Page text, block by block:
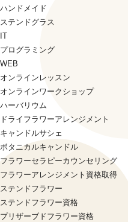
ハンドメイド
ステンドグラス
IT
プログラミング
WEB
オンラインレッスン
オンラインワークショップ
ハーバリウム
ドライフラワーアレンジメント
キャンドルサシェ
ボタニカルキャンドル
フラワーセラピーカウンセリング
フラワーアレンジメント資格取得
ステンドフラワー
ステンドフラワー資格
プリザーブドフラワー資格